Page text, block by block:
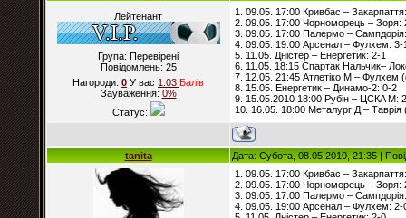
Лейтенант
Група: Перевірені
Повідомлень: 25
Нагороди: 0 У вас 1.03 Балiв
Зауваження: 0%
Статус:
1. 09.05. 17:00 Кривбас –
2. 09.05. 17:00 Чорноморець – Зоря:
3. 09.05. 17:00 Палермо –
4. 09.05. 19:00 Арсенал – Фулхем: 3-
5. 11.05. Дністер – Енергетик: 2-1
6. 11.05. 18:15 Спартак Нальчик–
7. 12.05. 21:45 Атлетіко М – Фулхем
8. 15.05. Енергетик – Динамо-2: 0-2
9. 15.05.2010 18:00 Рубін – ЦСКA М:
10. 16.05. 18:00 Металург Д – Таврія
tanita
Дата: Субота, 08.05.2010, 21:35 |
1. 09.05. 17:00 Кривбас –
2. 09.05. 17:00 Чорноморець – Зоря:
3. 09.05. 17:00 Палермо –
4. 09.05. 19:00 Арсенал – Фулхем: 2-